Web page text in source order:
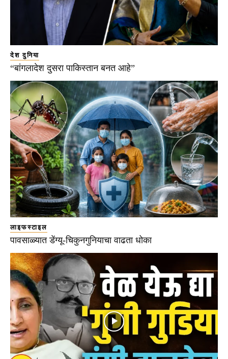
देश दुनिया
“बांगलादेश दुसरा पाकिस्तान बनत आहे”
लाइफस्टाइल
पावसाळ्यात डेंग्यू-चिकुनगुनियाचा वाढता धोका